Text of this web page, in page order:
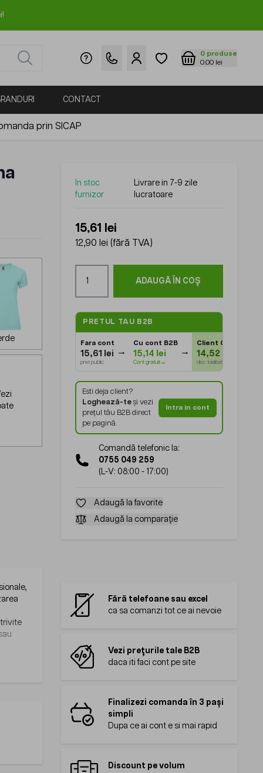
0 produse
0.00 lei
CONTACT
prin SICAP
In stoc
furnizor
Livrare in 7-9 zile
lucratoare
15,61 lei
12,90 lei (fără TVA)
ADAUGĂ ÎN COȘ
PRETUL TAU B2B
Fara cont
15,61 lei
pret public
Cu cont B2B
15,14 lei
Cont gratuit→
Client Gold
14,52 lei
disc. loialitate
Esti deja client?
Loghează-teși vezi
prețul tău B2B direct
pe pagină.
Intra in cont
Comandă telefonic la:
0755 049 259
(L-V: 08:00 - 17:00)
Adaugă la favorite
Adaugă la comparație
Fără telefoane sau excel
ca sa comanzi tot ce ai nevoie
Vezi prețurile tale B2B
daca iti faci cont pe site
Finalizezi comanda în 3 pași
simpli
Dupa ce ai cont e si mai rapid
Discount pe volum